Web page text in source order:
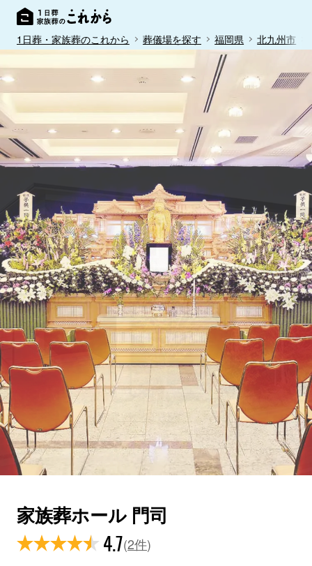
1日葬・家族葬のこれから 葬儀場を探す 福岡県 北九州市
家族葬ホール 門司
4.7(2件)